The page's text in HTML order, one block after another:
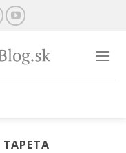
TAPETA